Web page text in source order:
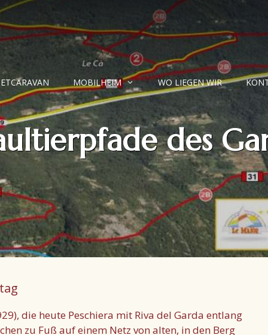
MOBILHEIM WO LIEGEN WIR
des
die heute Peschiera mit Riva del Garda entlang
zu Fuß auf einem Netz von alten, in den Berg